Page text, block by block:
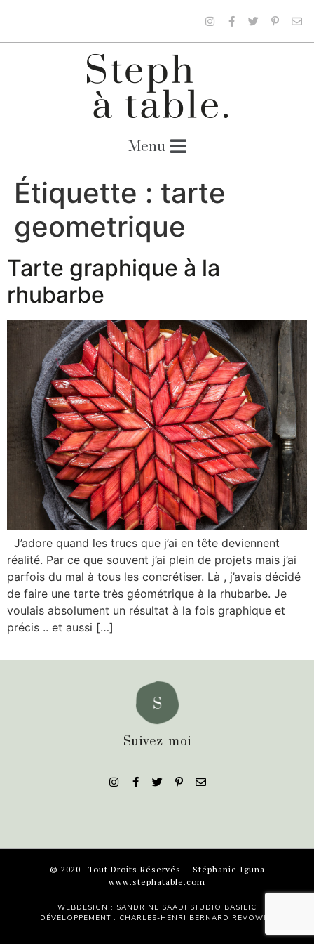
Étiquette : tarte
geometrique
Tarte graphique à la
rhubarbe
J’adore quand les trucs que j’ai en tête deviennent
réalité. Par ce que souvent j’ai plein de projets mais j’ai
parfois du mal à tous les concrétiser. Là , j’avais décidé
de faire une tarte très géométrique à la rhubarbe. Je
voulais absolument un résultat à la fois graphique et
précis .. et aussi […]
Suivez-moi
_
© 2020- Tout Droits Réservés – Stéphanie Iguna
www.stephatable.com
WEBDESIGN : SANDRINE SAADI STUDIO BASILIC
DÉVELOPPEMENT : CHARLES-HENRI BERNARD REVOWEB